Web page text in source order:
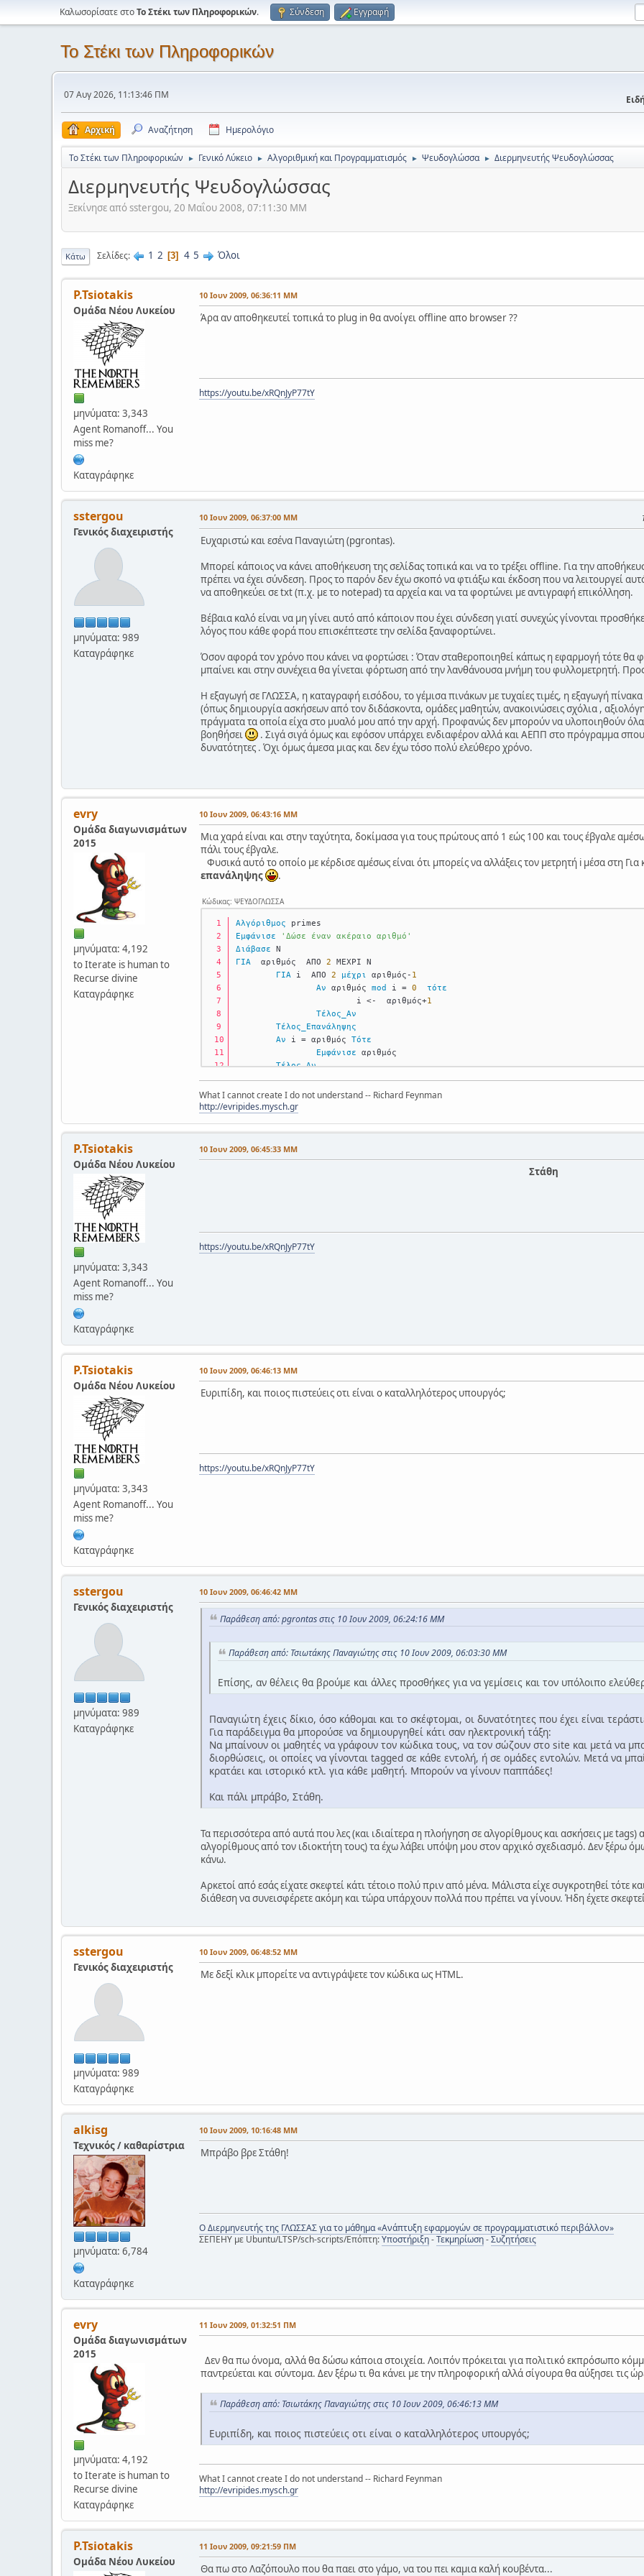
Καλωσορίσατε στοΤο Στέκι των Πληροφορικών. Σύνδεση Εγγραφή
Το Στέκι των Πληροφορικών
07 Αυγ 2026, 11:13:46 ΠΜ
Αρχική Αναζήτηση Ημερολόγιο
Το Στέκι των Πληροφορικών ► Γενικό Λύκειο ► Αλγοριθμική και Προγραμματισμός ► Ψευδογλώσσα ► Διερμηνευτής Ψευδογλώσσας
Διερμηνευτής Ψευδογλώσσας
Ξεκίνησε από sstergou, 20 Μαΐου 2008, 07:11:30 ΜΜ
Κάτω Σελίδες 1 2 3 4 5 Όλοι
P.Tsiotakis
Ομάδα Νέου Λυκείου
μηνύματα: 3,343
Agent Romanoff... You
miss me?
Καταγράφηκε
10 Ιουν 2009, 06:36:11 ΜΜ
Άρα αν αποθηκευτεί τοπικά το plug in θα ανοίγει offline απο browser ??
https://youtu.be/xRQnJyP77tY
sstergou
Γενικός διαχειριστής
μηνύματα: 989
Καταγράφηκε
10 Ιουν 2009, 06:37:00 ΜΜ
Ευχαριστώ και εσένα Παναγιώτη (pgrontas).
Μπορεί κάποιος να κάνει αποθήκευση της σελίδας τοπικά και να το τρέξει offline. Για την
πρέπει να έχει σύνδεση. Προς το παρόν δεν έχω σκοπό να φτιάξω και έκδοση που να λειτουργεί
να αποθηκεύει σε txt (π.χ. με το notepad) τα αρχεία και να τα φορτώνει με αντιγραφή επικόλληση.
Βέβαια καλό είναι να μη γίνει αυτό από κάποιον που έχει σύνδεση γιατί συνεχώς γίνονται
λόγος που κάθε φορά που επισκέπτεστε την σελίδα ξαναφορτώνει.
Όσον αφορά τον χρόνο που κάνει να φορτώσει : Όταν σταθεροποιηθεί κάπως η εφαρμογή τότε
μπαίνει και στην συνέχεια θα γίνεται φόρτωση από την λανθάνουσα μνήμη του φυλλομετρητή.
Η εξαγωγή σε ΓΛΩΣΣΑ, η καταγραφή εισόδου, το γέμισα πινάκων με τυχαίες τιμές, η εξαγωγή πίνακα
(όπως δημιουργία ασκήσεων από τον διδάσκοντα, ομάδες μαθητών, ανακοινώσεις σχόλια ,
πράγματα τα οποία είχα στο μυαλό μου από την αρχή. Προφανώς δεν μπορούν να υλοποιηθούν όλα
βοηθήσει
. Σιγά σιγά όμως και εφόσον υπάρχει ενδιαφέρον αλλά και ΑΕΠΠ στο πρόγραμμα
δυνατότητες . Όχι όμως άμεσα μιας και δεν έχω τόσο πολύ ελεύθερο χρόνο.
evry
Ομάδα διαγωνισμάτων
2015
μηνύματα: 4,192
to Iterate is human to
Recurse divine
Καταγράφηκε
10 Ιουν 2009, 06:43:16 ΜΜ
Μια χαρά είναι και στην ταχύτητα, δοκίμασα για τους πρώτους από 1 εώς 100 και τους έβγαλε
πάλι τους έβγαλε.
Φυσικά αυτό το οποίο με κέρδισε αμέσως είναι ότι μπορείς να αλλάξεις τον μετρητή i μέσα στη Για
επανάληψης
.
Κώδικας: ΨΕΥΔΟΓΛΩΣΣΑ
Αλγόριθμος primes
Εμφάνισε
'Δώσε έναν ακέραιο αριθμό'
Διάβασε Ν
ΓΙΑ αριθμός  ΑΠΟ 2 ΜΕΧΡΙ Ν
ΓΙΑ i  ΑΠΟ 2 μέχρι αριθμός- 1
Αν αριθμός mod i = 0
τότε
			i <-  αριθμός+
1
Τέλος_Αν
Τέλος_Επανάληψης
Αν i = αριθμός Τότε
Εμφάνισε αριθμός
Τέλος_Αν
Τέλος_Επανάληψης
Τέλος primes
What I cannot create I do not understand -- Richard Feynman
http://evripides.mysch.gr
P.Tsiotakis
Ομάδα Νέου Λυκείου
μηνύματα: 3,343
Agent Romanoff... You
miss me?
Καταγράφηκε
10 Ιουν 2009, 06:45:33 ΜΜ
Στάθη
https://youtu.be/xRQnJyP77tY
P.Tsiotakis
Ομάδα Νέου Λυκείου
μηνύματα: 3,343
Agent Romanoff... You
miss me?
Καταγράφηκε
10 Ιουν 2009, 06:46:13 ΜΜ
Ευριπίδη, και ποιος πιστεύεις οτι είναι ο καταλληλότερος υπουργός;
https://youtu.be/xRQnJyP77tY
sstergou
Γενικός διαχειριστής
μηνύματα: 989
Καταγράφηκε
10 Ιουν 2009, 06:46:42 ΜΜ
Παράθεση από: pgrontas στις 10 Ιουν 2009, 06:24:16 ΜΜ
Παράθεση από: Τσιωτάκης Παναγιώτης στις 10 Ιουν 2009, 06:03:30 ΜΜ
Επίσης, αν θέλεις θα βρούμε και άλλες προσθήκες για να γεμίσεις και τον υπόλοιπο
Παναγιώτη έχεις δίκιο, όσο κάθομαι και το σκέφτομαι, οι δυνατότητες που έχει είναι
Για παράδειγμα θα μπορούσε να δημιουργηθεί κάτι σαν ηλεκτρονική τάξη:
Να μπαίνουν οι μαθητές να γράφουν τον κώδικα τους, να τον σώζουν στο site και μετά να
διορθώσεις, οι οποίες να γίνονται tagged σε κάθε εντολή, ή σε ομάδες εντολών. Μετά να
κρατάει και ιστορικό κτλ. για κάθε μαθητή. Μπορούν να γίνουν παππάδες!
Και πάλι μπράβο, Στάθη.
Τα περισσότερα από αυτά που λες (και ιδιαίτερα η πλοήγηση σε αλγορίθμους και ασκήσεις με
αλγορίθμους από τον ιδιοκτήτη τους) τα έχω λάβει υπόψη μου στον αρχικό σχεδιασμό. Δεν ξέρω
κάνω.
Αρκετοί από εσάς είχατε σκεφτεί κάτι τέτοιο πολύ πριν από μένα. Μάλιστα είχε συγκροτηθεί τότε
διάθεση να συνεισφέρετε ακόμη και τώρα υπάρχουν πολλά που πρέπει να γίνουν. Ήδη έχετε
sstergou
Γενικός διαχειριστής
μηνύματα: 989
Καταγράφηκε
10 Ιουν 2009, 06:48:52 ΜΜ
Με δεξί κλικ μπορείτε να αντιγράψετε τον κώδικα ως HTML.
alkisg
Τεχνικός / καθαρίστρια
μηνύματα: 6,784
Καταγράφηκε
10 Ιουν 2009, 10:16:48 ΜΜ
Μπράβο βρε Στάθη!
Ο Διερμηνευτής της ΓΛΩΣΣΑΣ για το μάθημα «Ανάπτυξη εφαρμογών σε προγραμματιστικό περιβάλλον»
ΣΕΠΕΗΥ με Ubuntu/LTSP/sch-scripts/Επόπτη:Υποστήριξη-Τεκμηρίωση-Συζητήσεις
evry
Ομάδα διαγωνισμάτων
2015
μηνύματα: 4,192
to Iterate is human to
Recurse divine
Καταγράφηκε
11 Ιουν 2009, 01:32:51 ΠΜ
Δεν θα πω όνομα, αλλά θα δώσω κάποια στοιχεία. Λοιπόν πρόκειται για πολιτικό εκπρόσωπο
παντρεύεται και σύντομα. Δεν ξέρω τι θα κάνει με την πληροφορική αλλά σίγουρα θα αύξησει τις
Παράθεση από: Τσιωτάκης Παναγιώτης στις 10 Ιουν 2009, 06:46:13 ΜΜ
Ευριπίδη, και ποιος πιστεύεις οτι είναι ο καταλληλότερος υπουργός;
What I cannot create I do not understand -- Richard Feynman
http://evripides.mysch.gr
P.Tsiotakis
Ομάδα Νέου Λυκείου
11 Ιουν 2009, 09:21:59 ΠΜ
Θα πω στο Λαζόπουλο που θα παει στο γάμο, να του πει καμια καλή κουβέντα...